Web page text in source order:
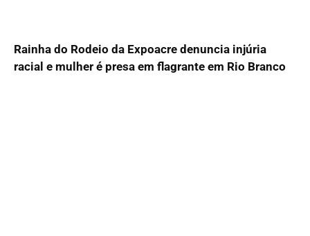
Rainha do Rodeio da Expoacre denuncia injúria
racial e mulher é presa em flagrante em Rio Branco